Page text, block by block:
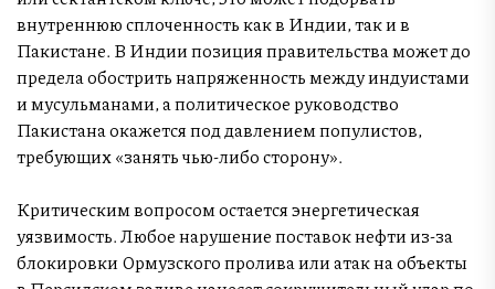
внутреннюю сплоченность как в Индии, так и в
Пакистане. В Индии позиция правительства может до
предела обострить напряженность между индуистами
и мусульманами, а политическое руководство
Пакистана окажется под давлением популистов,
требующих «занять чью-либо сторону».
Критическим вопросом остается энергетическая
уязвимость. Любое нарушение поставок нефти из-за
блокировки Ормузского пролива или атак на объекты